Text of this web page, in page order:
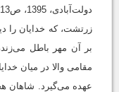
دولت‌آبادی، 1395، ص113).
زرتشت، که خدایان را
بر آن مهر باطل
مقامی والا در میان
عهده می‌گیرد. شاهان